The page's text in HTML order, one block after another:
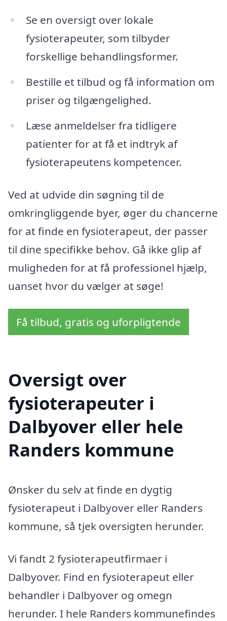
Se en oversigt over lokale
fysioterapeuter, som tilbyder
forskellige behandlingsformer.
Bestille et tilbud og få information om
priser og tilgængelighed.
Læse anmeldelser fra tidligere
patienter for at få et indtryk af
fysioterapeutens kompetencer.
Ved at udvide din søgning til de
omkringliggende byer, øger du chancerne
for at finde en fysioterapeut, der passer
til dine specifikke behov. Gå ikke glip af
muligheden for at få professionel hjælp,
uanset hvor du vælger at søge!
Få tilbud, gratis og uforpligtende
Oversigt over
fysioterapeuter i
Dalbyover eller hele
Randers kommune
Ønsker du selv at finde en dygtig
fysioterapeut i Dalbyover eller Randers
kommune, så tjek oversigten herunder.
Vi fandt 2 fysioterapeutfirmaer i
Dalbyover. Find en fysioterapeut eller
behandler i Dalbyover og omegn
herunder. I hele Randers kommunefindes